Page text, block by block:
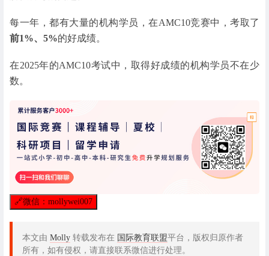
每一年，都有大量的机构学员，在AMC10竞赛中，考取了
前1%、5%的好成绩。
在2025年的AMC10考试中，取得好成绩的机构学员不在少
数。
🔗微信：mollywei007
本文由 Molly 转载发布在 国际教育联盟平台，版权归原作者
所有，如有侵权，请直接联系微信进行处理。